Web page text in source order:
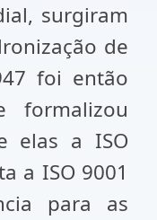
surgiram
de
foi então
formalizou
elas a ISO
a ISO 9001
para as